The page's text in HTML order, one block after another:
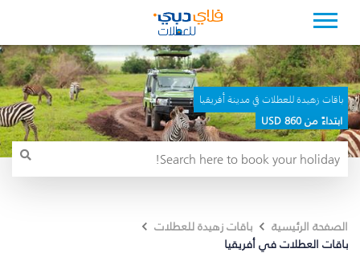
باقات زهيدة للعطلات في مدينة أفريقيا
ابتداءً من 860 USD
الصفحة الرئيسية
باقات زهيدة للعطلات
باقات العطلات في أفريقيا